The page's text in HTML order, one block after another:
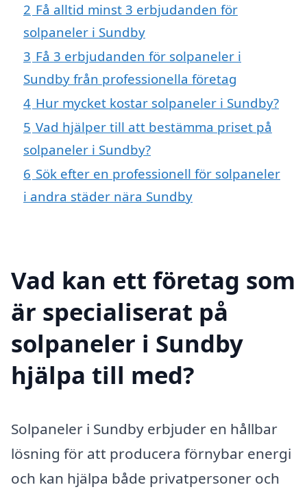
2 Få alltid minst 3 erbjudanden för
solpaneler i Sundby
3 Få 3 erbjudanden för solpaneler i
Sundby från professionella företag
4 Hur mycket kostar solpaneler i Sundby?
5 Vad hjälper till att bestämma priset på
solpaneler i Sundby?
6 Sök efter en professionell för solpaneler
i andra städer nära Sundby
Vad kan ett företag som
är specialiserat på
solpaneler i Sundby
hjälpa till med?
Solpaneler i Sundby erbjuder en hållbar
lösning för att producera förnybar energi
och kan hjälpa både privatpersoner och